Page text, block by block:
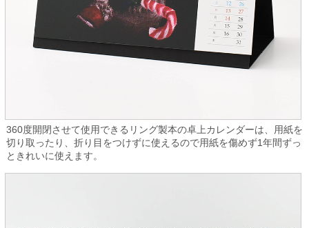
360度開閉させて使用できるリング製本の卓上カレンダーは、用紙を
切り取ったり、折り目をつけずに使えるので用紙を傷めず1年間ずっ
ときれいに使えます。